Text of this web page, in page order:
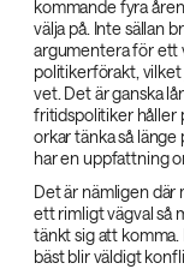
kommande fyra
välja på. Inte sällan
argumentera för ett
politikerförakt,
vet. Det är ganska
fritidspolitiker håller
orkar tänka så
har en uppfattning
Det är nämligen där
ett rimligt vägval så
tänkt sig att komma.
bäst blir väldigt